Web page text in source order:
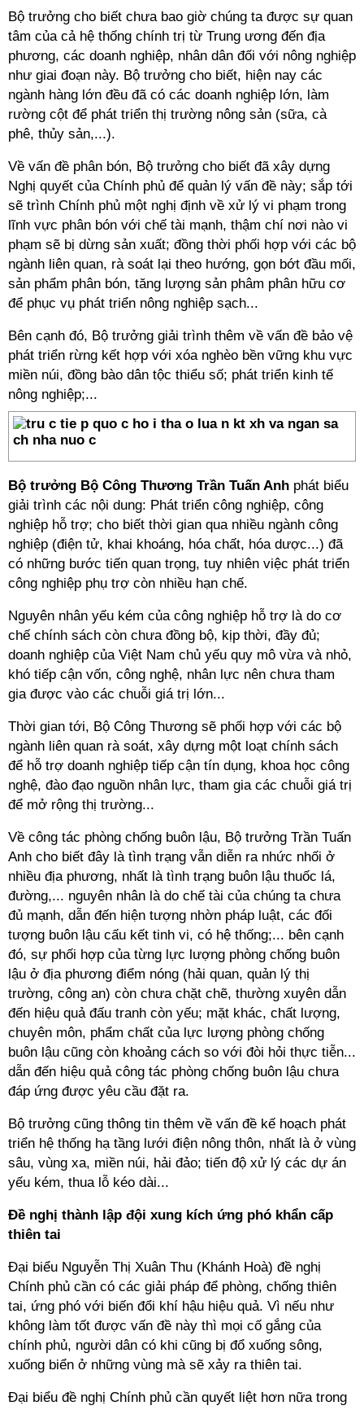
Bộ trưởng cho biết chưa bao giờ chúng ta được sự quan
tâm của cả hệ thống chính trị từ Trung ương đến địa
phương, các doanh nghiệp, nhân dân đối với nông nghiệp
như giai đoạn này. Bộ trưởng cho biết, hiện nay các
ngành hàng lớn đều đã có các doanh nghiệp lớn, làm
rường cột để phát triển thị trường nông sản (sữa, cà
phê, thủy sản,...).
Về vấn đề phân bón, Bộ trưởng cho biết đã xây dựng
Nghị quyết của Chính phủ để quản lý vấn đề này; sắp tới
sẽ trình Chính phủ một nghị định về xử lý vi phạm trong
lĩnh vực phân bón với chế tài mạnh, thậm chí nơi nào vi
phạm sẽ bị dừng sản xuất; đồng thời phối hợp với các bộ
ngành liên quan, rà soát lại theo hướng, gọn bớt đầu mối,
sản phẩm phân bón, tăng lượng sản phâm phân hữu cơ
để phục vụ phát triển nông nghiệp sạch...
Bên cạnh đó, Bộ trưởng giải trình thêm về vấn đề bảo vệ
phát triển rừng kết hợp với xóa nghèo bền vững khu vực
miền núi, đồng bào dân tộc thiểu số; phát triển kinh tế
nông nghiệp;...
Bộ trưởng Bộ Công Thương Trần Tuấn Anh phát biểu
giải trình các nội dung: Phát triển công nghiệp, công
nghiệp hỗ trợ; cho biết thời gian qua nhiều ngành công
nghiệp (điện tử, khai khoáng, hóa chất, hóa dược...) đã
có những bước tiến quan trọng, tuy nhiên việc phát triển
công nghiệp phụ trợ còn nhiều hạn chế.
Nguyên nhân yếu kém của công nghiệp hỗ trợ là do cơ
chế chính sách còn chưa đồng bộ, kịp thời, đầy đủ;
doanh nghiệp của Việt Nam chủ yếu quy mô vừa và nhỏ,
khó tiếp cận vốn, công nghệ, nhân lực nên chưa tham
gia được vào các chuỗi giá trị lớn...
Thời gian tới, Bộ Công Thương sẽ phối hợp với các bộ
ngành liên quan rà soát, xây dựng một loạt chính sách
để hỗ trợ doanh nghiệp tiếp cận tín dụng, khoa học công
nghệ, đào đạo nguồn nhân lực, tham gia các chuỗi giá trị
để mở rộng thị trường...
Về công tác phòng chống buôn lậu, Bộ trưởng Trần Tuấn
Anh cho biết đây là tình trạng vẫn diễn ra nhức nhối ở
nhiều địa phương, nhất là tình trạng buôn lậu thuốc lá,
đường,... nguyên nhân là do chế tài của chúng ta chưa
đủ mạnh, dẫn đến hiện tượng nhờn pháp luật, các đối
tượng buôn lậu cấu kết tinh vi, có hệ thống;... bên cạnh
đó, sự phối hợp của từng lực lượng phòng chống buôn
lậu ở địa phương điểm nóng (hải quan, quản lý thị
trường, công an) còn chưa chặt chẽ, thường xuyên dẫn
đến hiệu quả đấu tranh còn yếu; mặt khác, chất lượng,
chuyên môn, phẩm chất của lực lượng phòng chống
buôn lậu cũng còn khoảng cách so với đòi hỏi thực tiễn...
dẫn đến hiệu quả công tác phòng chống buôn lậu chưa
đáp ứng được yêu cầu đặt ra.
Bộ trưởng cũng thông tin thêm về vấn đề kế hoạch phát
triển hệ thống hạ tầng lưới điện nông thôn, nhất là ở vùng
sâu, vùng xa, miền núi, hải đảo; tiến độ xử lý các dự án
yếu kém, thua lỗ kéo dài...
Đề nghị thành lập đội xung kích ứng phó khẩn cấp
thiên tai
Đại biểu Nguyễn Thị Xuân Thu (Khánh Hoà) đề nghị
Chính phủ cần có các giải pháp để phòng, chống thiên
tai, ứng phó với biến đổi khí hậu hiệu quả. Vì nếu như
không làm tốt được vấn đề này thì mọi cố gắng của
chính phủ, người dân có khi cũng bị đổ xuống sông,
xuống biển ở những vùng mà sẽ xảy ra thiên tai.
Đại biểu đề nghị Chính phủ cần quyết liệt hơn nữa trong